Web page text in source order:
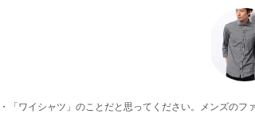
「ワイシャツ」のことだと思ってください。メンズの